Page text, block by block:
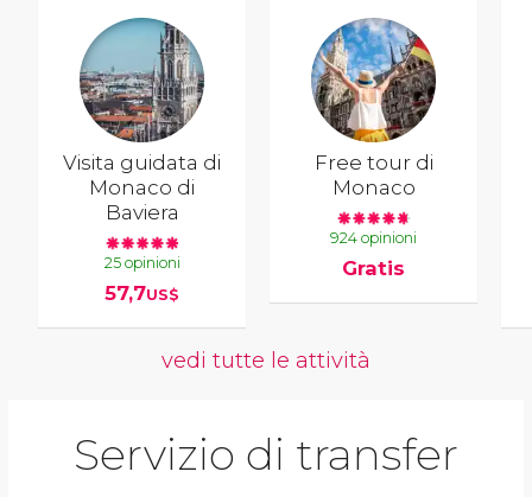
Visita guidata di
Monaco di
Baviera
25 opinioni
57,7US$
Free tour di
Monaco
924 opinioni
Gratis
vedi tutte le attività
Servizio di transfer